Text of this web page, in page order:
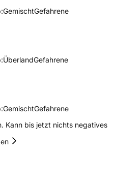
GemischtGefahrene
ÜberlandGefahrene
GemischtGefahrene
Kann bis jetzt nichts negatives